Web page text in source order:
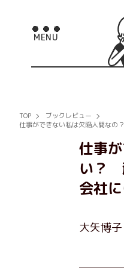
TOP
ブックレビュー
仕事ができない私は欠陥人間な
仕事
い？
会社
大矢博子